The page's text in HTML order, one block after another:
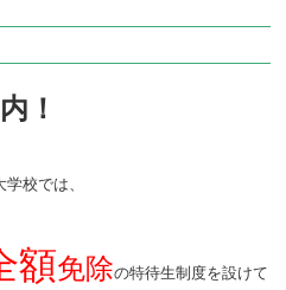
！
校では、
額免除の特待生制度を設けて